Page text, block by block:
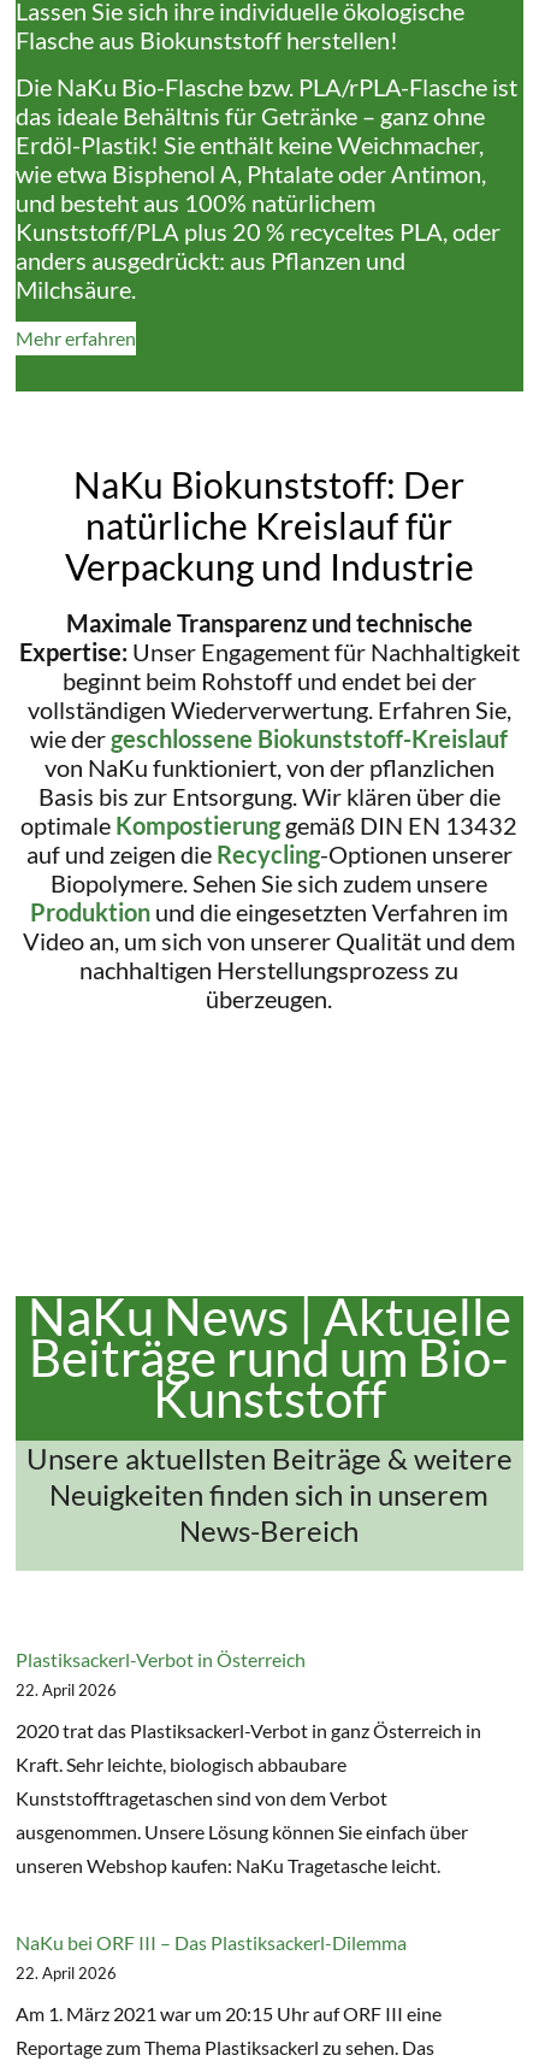
Lassen Sie sich ihre individuelle ökologische
Flasche aus Biokunststoff herstellen!
Die NaKu Bio-Flasche bzw. PLA/rPLA-Flasche ist
das ideale Behältnis für Getränke – ganz ohne
Erdöl-Plastik! Sie enthält keine Weichmacher,
wie etwa Bisphenol A, Phtalate oder Antimon,
und besteht aus 100% natürlichem
Kunststoff/PLA plus 20 % recyceltes PLA, oder
anders ausgedrückt: aus Pflanzen und
Milchsäure.
Mehr erfahren
NaKu Biokunststoff: Der
natürliche Kreislauf für
Verpackung und Industrie
Maximale Transparenz und technische
Expertise:Unser Engagement für Nachhaltigkeit
beginnt beim Rohstoff und endet bei der
vollständigen Wiederverwertung. Erfahren Sie,
wie dergeschlossene Biokunststoff-Kreislauf
von NaKu funktioniert, von der pflanzlichen
Basis bis zur Entsorgung. Wir klären über die
optimale Kompostierunggemäß DIN EN 13432
auf und zeigen die Recycling-Optionen unserer
Biopolymere. Sehen Sie sich zudem unsere
Produktion und die eingesetzten Verfahren im
Video an, um sich von unserer Qualität und dem
nachhaltigen Herstellungsprozess zu
überzeugen.
NaKu News | Aktuelle
Beiträge rund um Bio-
Kunststoff
Unsere aktuellsten Beiträge & weitere
Neuigkeiten finden sich in unserem
News-Bereich
Plastiksackerl-Verbot in Österreich
22. April 2026
2020 trat das Plastiksackerl-Verbot in ganz Österreich in
Kraft. Sehr leichte, biologisch abbaubare
Kunststofftragetaschen sind von dem Verbot
ausgenommen. Unsere Lösung können Sie einfach über
unseren Webshop kaufen: NaKu Tragetasche leicht.
NaKu bei ORF III – Das Plastiksackerl-Dilemma
22. April 2026
Am 1. März 2021 war um 20:15 Uhr auf ORF III eine
Reportage zum Thema Plastiksackerl zu sehen. Das